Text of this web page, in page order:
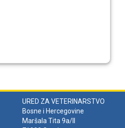
URED ZA VETERINARSTVO
Bosne i Hercegovine
Maršala Tita 9a/II